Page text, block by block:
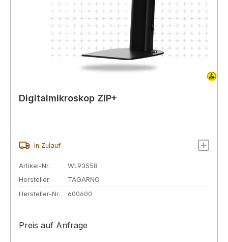
Digitalmikroskop ZIP+
In Zulauf
Artikel-Nr.
WL93558
Hersteller
TAGARNO
Hersteller-Nr.
600600
Preis auf Anfrage